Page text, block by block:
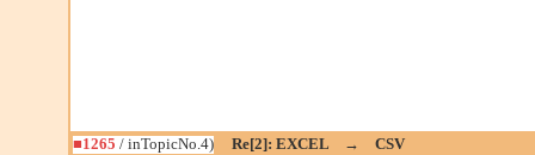
■1265 / inTopicNo.4) Re[2]: EXCEL → CSV